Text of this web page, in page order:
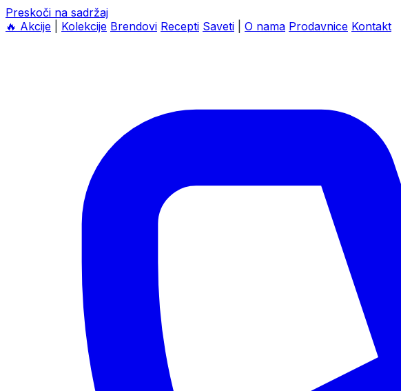
Preskoči na sadržaj
🔥 Akcije Kolekcije Brendovi Recepti Saveti O nama Prodavnice Kontakt